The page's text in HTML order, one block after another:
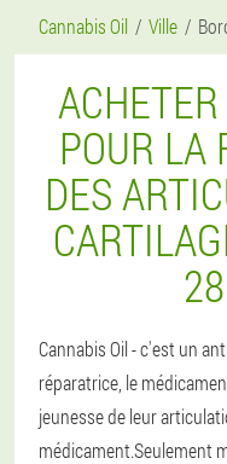
Cannabis Oil Ville
POUR LA
DES
Cannabis Oil - c'est un
réparatrice, le
jeunesse de leur
médicament.Seulement